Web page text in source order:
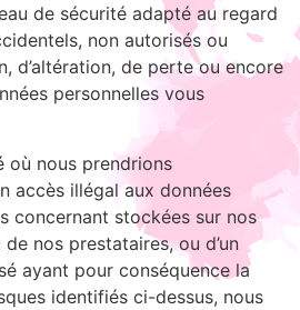
de sécurité adapté au regard
non autorisés ou
d’altération, de perte ou encore
personnelles vous
où nous prendrions
accès illégal aux données
concernant stockées sur nos
nos prestataires, ou d’un
ayant pour conséquence la
identifiés ci-dessus, nous